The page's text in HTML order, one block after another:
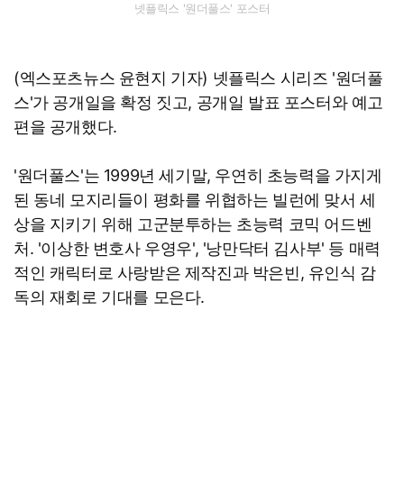
넷플릭스 '원더풀스' 포스터
(엑스포츠뉴스 윤현지 기자) 넷플릭스 시리즈 '원더풀
스'가 공개일을 확정 짓고, 공개일 발표 포스터와 예고
편을 공개했다.
'원더풀스'는 1999년 세기말, 우연히 초능력을 가지게
된 동네 모지리들이 평화를 위협하는 빌런에 맞서 세
상을 지키기 위해 고군분투하는 초능력 코믹 어드벤
처. '이상한 변호사 우영우', '낭만닥터 김사부' 등 매력
적인 캐릭터로 사랑받은 제작진과 박은빈, 유인식 감
독의 재회로 기대를 모은다.